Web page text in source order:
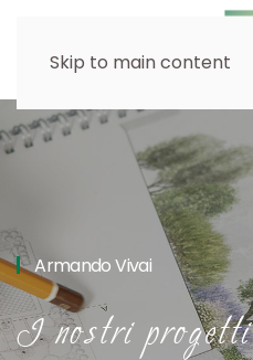
Skip to main content
Armando Vivai
I nostri progetti